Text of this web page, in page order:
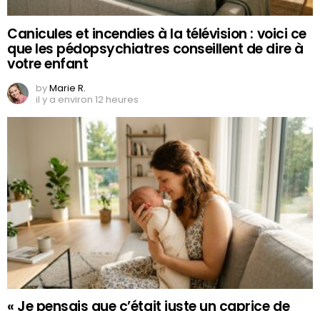
Canicules et incendies à la télévision : voici ce
que les pédopsychiatres conseillent de dire à
votre enfant
byMarie R.
il y a environ 12 heures
« Je pensais que c’était juste un caprice de